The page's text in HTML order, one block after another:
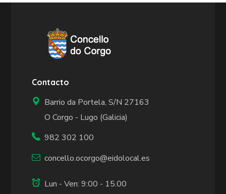
Contacto
Barrio da Portela, S/N 27163
O Corgo - Lugo (Galicia)
982 302 100
concello.ocorgo@eidolocal.es
Lun - Ven: 9:00 - 15.00